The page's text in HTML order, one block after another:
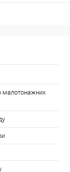
малотонажних